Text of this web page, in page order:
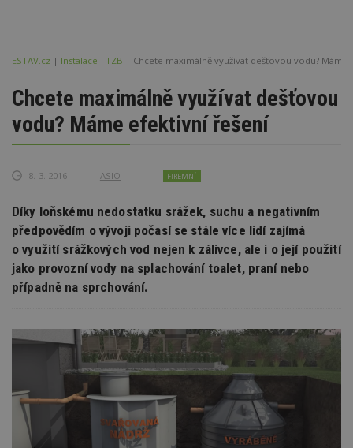
ESTAV.cz Instalace - TZB Chcete maximálně využívat dešťovou vodu?
Chcete maximálně využívat dešťovou
vodu? Máme efektivní řešení
8. 3. 2016 ASIO FIREMNÍ
Díky loňskému nedostatku srážek, suchu a negativním
předpovědím o vývoji počasí se stále více lidí zajímá
o využití srážkových vod nejen k zálivce, ale i o její použití
jako provozní vody na splachování toalet, praní nebo
případně na sprchování.